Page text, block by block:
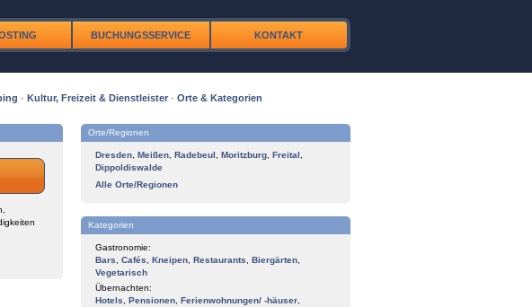
BUCHUNGSSERVICE KONTAKT
· Kultur, Freizeit & Dienstleister · Orte & Kategorien
Orte/Regionen
Dresden Meißen Radebeul Moritzburg Freital
Dippoldiswalde
Alle Orte/Regionen
Kategorien
Gastronomie:
Bars
Cafés Kneipen Restaurants Biergärten
Vegetarisch
Übernachten:
Hotels
Pensionen Ferienwohnungen/ -häuser